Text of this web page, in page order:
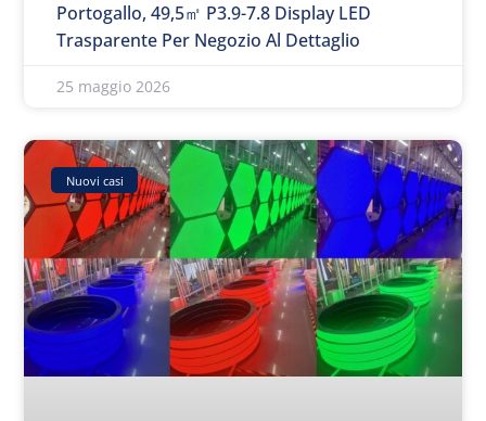
Portogallo, 49,5㎡ P3.9-7.8 Display LED
Trasparente Per Negozio Al Dettaglio
25 maggio 2026
Nuovi casi